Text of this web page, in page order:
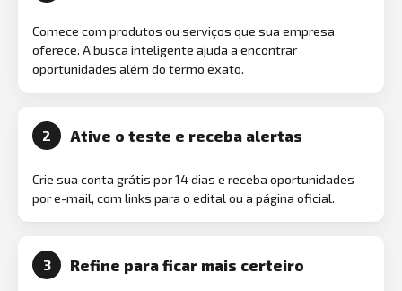
Comece com produtos ou serviços que sua empresa
oferece. A busca inteligente ajuda a encontrar
oportunidades além do termo exato.
2 Ative o teste e receba alertas
Crie sua conta grátis por 14 dias e receba oportunidades
por e-mail, com links para o edital ou a página oficial.
3 Refine para ficar mais certeiro